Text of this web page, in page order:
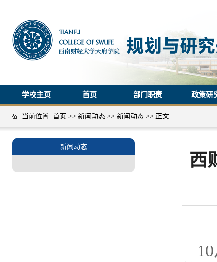
学校主页 首页 部门职责 政策研
当前位置: 首页 >> 新闻动态 >> 新闻动态 >> 正文
新闻动态
西